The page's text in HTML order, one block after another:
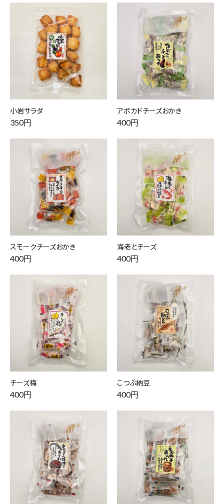
小岩サラダ
350円
アボカドチーズおかき
400円
スモークチーズおかき
400円
海老とチーズ
400円
チーズ梅
400円
こつぶ納豆
400円